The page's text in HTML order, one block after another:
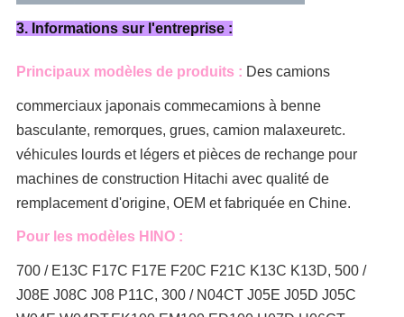
3. Informations sur l'entreprise :
Principaux modèles de produits : Des camions
commerciaux japonais commecamions à benne
basculante, remorques, grues, camion malaxeuretc.
véhicules lourds et légers et pièces de rechange pour
machines de construction Hitachi avec qualité de
remplacement d'origine, OEM et fabriquée en Chine.
Pour les modèles HINO :
700 / E13C F17C F17E F20C F21C K13C K13D, 500 /
J08E J08C J08 P11C, 300 / N04CT J05E J05D J05C